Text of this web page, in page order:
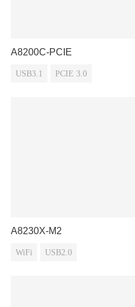
A8200C-PCIE
USB3.1 PCIE 3.0
A8230X-M2
WiFi USB2.0